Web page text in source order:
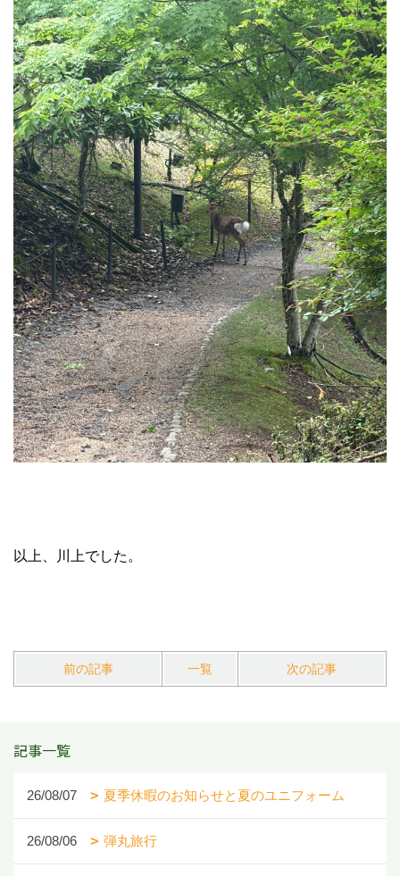
以上、川上でした。
前の記事 一覧 次の記事
記事一覧
26/08/07 夏季休暇のお知らせと夏のユニフォーム
26/08/06 弾丸旅行